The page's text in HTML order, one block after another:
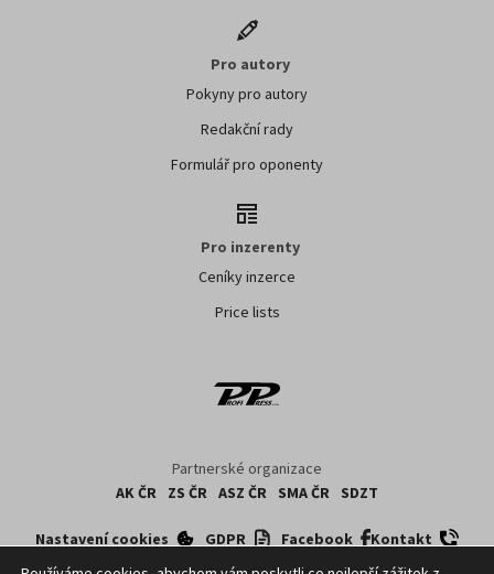
Pro autory
Pokyny pro autory
Redakční rady
Formulář pro oponenty
Pro inzerenty
Ceníky inzerce
Price lists
Partnerské organizace
AK ČR
ZS ČR ASZ ČR SMA ČR SDZT
Nastavení cookies GDPR Facebook
Kontakt